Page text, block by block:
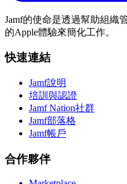
Jamf的使命是透過幫助組織
的Apple體驗來簡化工作。
快速連結
Jamf說明
培訓與認證
Jamf Nation社群
Jamf部落格
Jamf帳戶
合作夥伴